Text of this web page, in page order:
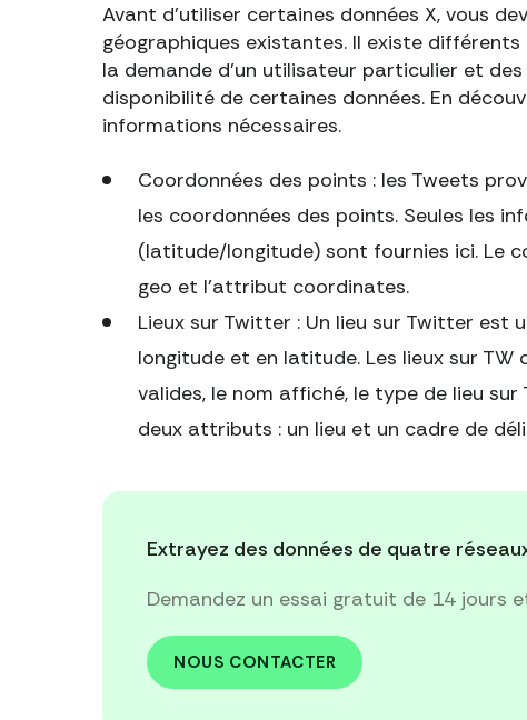
Avant d'utiliser certaines données X, vous
géographiques existantes. Il existe
la demande d'un utilisateur particulier et
disponibilité de certaines données. En
informations nécessaires.
Coordonnées des points : les Tweets
les coordonnées des points. Seules les
(latitude/longitude) sont fournies ici. Le
geo et l'attribut coordinates.
Lieux sur Twitter : Un lieu sur Twitter est
longitude et en latitude. Les lieux sur
valides, le nom affiché, le type de lieu
deux attributs : un lieu et un cadre de
Extrayez des données de quatre
Demandez un essai gratuit de 14 jours
NOUS CONTACTER